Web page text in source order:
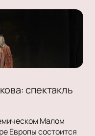
спектакль
Малом
Европы состоится